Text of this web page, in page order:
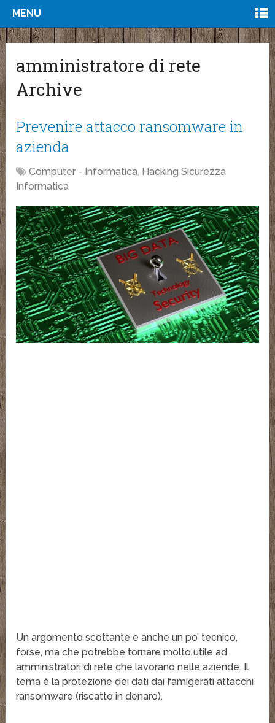
MENU
amministratore di rete
Archive
Prevenire attacco ransomware in
azienda
Computer - Informatica, Hacking Sicurezza
Informatica
Un argomento scottante e anche un po’ tecnico,
forse, ma che potrebbe tornare molto utile ad
amministratori di rete che lavorano nelle aziende. Il
tema è la protezione dei dati dai famigerati attacchi
ransomware (riscatto in denaro).